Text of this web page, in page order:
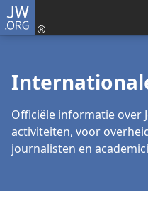
JW.ORG
Officiële informatie over
activiteiten, voor
journalisten en